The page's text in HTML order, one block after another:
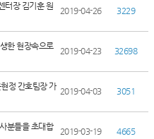
터장 김기훈 원
2019-04-26 3229
한 현장속으로
2019-04-23 32698
정 간호팀장 가 2019-04-03 3051
분들을 초대합
2019-03-19 4665